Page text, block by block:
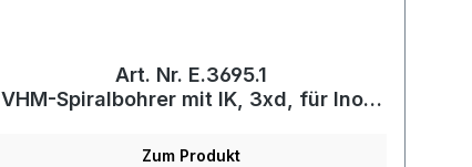
Art. Nr. E.3695.1
VHM-Spiralbohrer mit IK, 3xd, für Inox,
Zum Produkt